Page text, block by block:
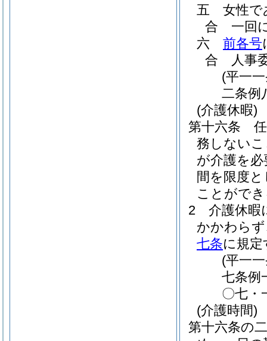
五
女性で
合 一回
六
前各号
合 人事
(平一
二条例
(介護休暇)
第十六条
務しない
が介護を
間を限度
ことがで
2
介護休暇
かかわら
七条に規
(平一
七条例
〇七・
(介護時間)
第十六条の二